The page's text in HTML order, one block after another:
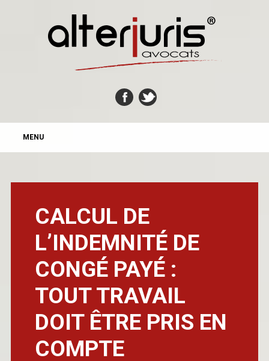
MAIN MENU
MENU
CALCUL DE
L’INDEMNITÉ DE
CONGÉ PAYÉ :
TOUT TRAVAIL
DOIT ÊTRE PRIS EN
COMPTE